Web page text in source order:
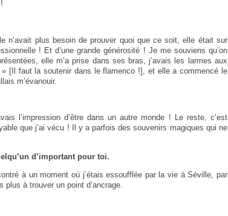
n’avait plus besoin de prouver quoi que ce soit, elle était sur
! Et d’une grande générosité ! Je me souviens qu’on
elle m’a prise dans ses bras, j’avais les larmes aux
[Il faut la soutenir dans le flamenco !], et elle a commencé le
m’évanouir.
l’impression d’être dans un autre monde ! Le reste, c’est
que j’ai vécu ! Il y a parfois des souvenirs magiques qui ne
d’important pour toi.
à un moment oú j’étais essoufflée par la vie à Séville, par
à trouver un point d’ancrage.